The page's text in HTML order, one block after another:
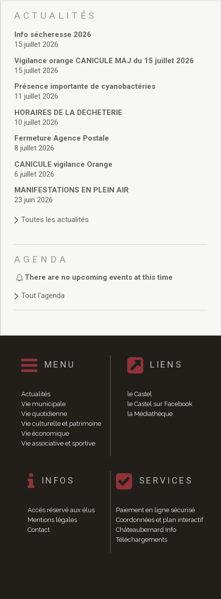
Plan Local d’Urbanisme intercommunal
Actes d’état civil
Budgets
Budget d’Investissement
Règlement du conseil municipal
Délibérations 2025
Délibérations 2024
Délibérations 2023
Délibérations 2022
Délibérations 2021
Délibérations 2020
Délibérations 2019
Délibérations 2018
Délibérations 2016
Délibérations 2014
Délibérations 2013
Délibérations 2011
Délibérations 2010
Vie quotidienne
Crèche
Relais Assistantes Maternelles
Écoles
Garderies
Restauration scolaire
Jardins familiaux
Résidence sénior
Règlementation accessibilité
La M.D.P.H.
Aménagements en accessibilité
ACTUALITÉS
Info sécheresse 2026
15 juillet 2026
Vigilance orange CANICULE MAJ du 15 juillet 2026
15 juillet 2026
Présence importante de cyanobactéries
11 juillet 2026
HORAIRES DE LA DECHETERIE
10 juillet 2026
Fermeture Agence Postale
8 juillet 2026
CANICULE vigilance Orange
6 juillet 2026
MANIFESTATIONS EN PLEIN AIR
23 juin 2026
Toutes les actualités
AGENDA
There are no upcoming events at this time
Tout l'agenda
MENU
Actualités
Vie municipale
Vie quotidienne
Vie culturelle et patrimoine
Vie économique
Vie associative et sportive
LIENS
le Castel
le Castel sur Facebook
la Médiathèque
INFOS
Accés réservé aux élus
Mentions légales
Contact
SERVICES
Paiement en ligne sécurisé
Coordonnées et plan interactif
Châteaubernard Info
Téléchargements